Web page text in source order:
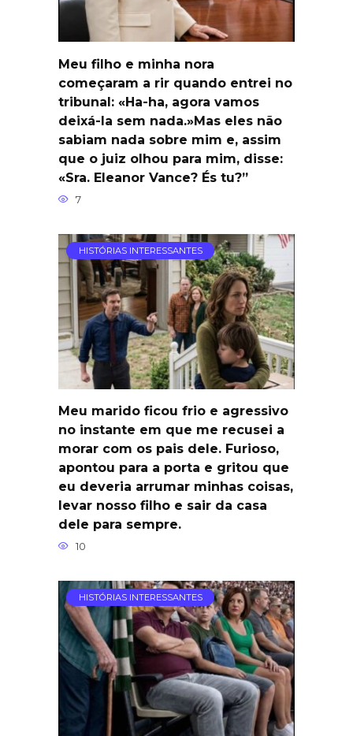
Meu filho e minha nora
começaram a rir quando entrei no
tribunal: «Ha-ha, agora vamos
deixá-la sem nada.»Mas eles não
sabiam nada sobre mim e, assim
que o juiz olhou para mim, disse:
«Sra. Eleanor Vance? És tu?”
7
HISTÓRIAS INTERESSANTES
Meu marido ficou frio e agressivo
no instante em que me recusei a
morar com os pais dele. Furioso,
apontou para a porta e gritou que
eu deveria arrumar minhas coisas,
levar nosso filho e sair da casa
dele para sempre.
10
HISTÓRIAS INTERESSANTES